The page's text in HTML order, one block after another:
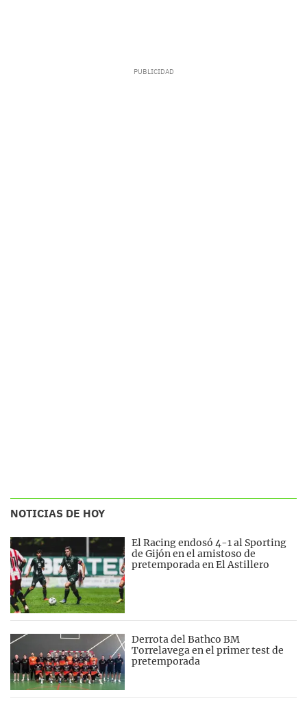
NOTICIAS DE HOY
El Racing endosó 4-1 al Sporting
de Gijón en el amistoso de
pretemporada en El Astillero
Derrota del Bathco BM
Torrelavega en el primer test de
pretemporada